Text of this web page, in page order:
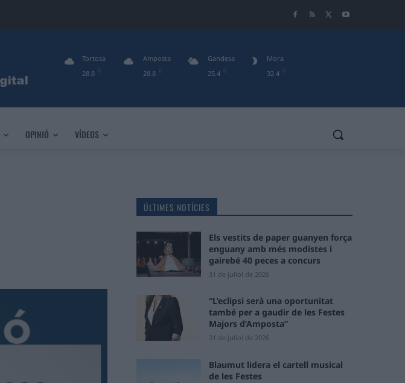
28.8 C
Tortosa
28.8 C
Amposta
25.4 C
Gandesa
32.4 C
Mora
OPINIÓ VÍDEOS
ÚLTIMES NOTÍCIES
Els vestits de paper guanyen força
enguany amb més modistes i
gairebé 40 peces a concurs
31 de juliol de 2026
“L’eclipsi serà una oportunitat
també per a gaudir de les Festes
Majors d’Amposta”
31 de juliol de 2026
Blaumut lidera el cartell musical
de les Festes